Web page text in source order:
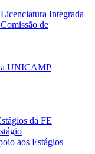
Integrada
de
UNICAMP
da FE
aos Estágios